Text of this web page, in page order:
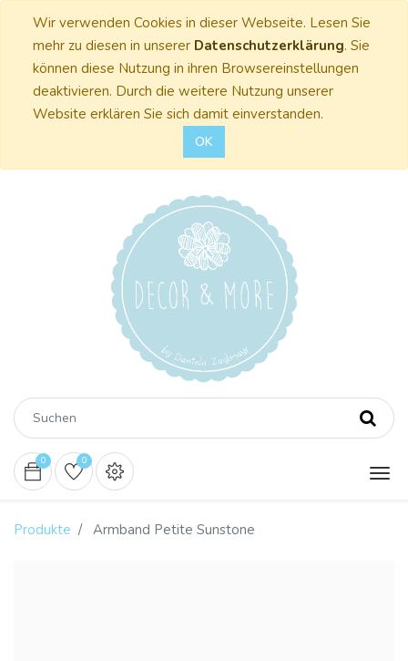
Wir verwenden Cookies in dieser Webseite. Lesen Sie
mehr zu diesen in unserer Datenschutzerklärung. Sie
können diese Nutzung in ihren Browsereinstellungen
deaktivieren. Durch die weitere Nutzung unserer
Website erklären Sie sich damit einverstanden.
OK
0 0
Produkte Armband Petite Sunstone